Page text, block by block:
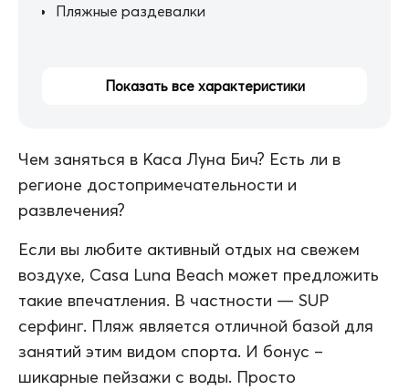
Пляжные раздевалки
Показать все характеристики
Чем заняться в Каса Луна Бич? Есть ли в
регионе достопримечательности и
развлечения?
Если вы любите активный отдых на свежем
воздухе, Casa Luna Beach может предложить
такие впечатления. В частности — SUP
серфинг. Пляж является отличной базой для
занятий этим видом спорта. И бонус –
шикарные пейзажи с воды. Просто